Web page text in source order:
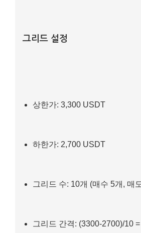
그리드 설정
상한가: 3,300 USDT
하한가: 2,700 USDT
그리드 수: 10개 (매수 5개, 매
그리드 간격: (3300-2700)/10